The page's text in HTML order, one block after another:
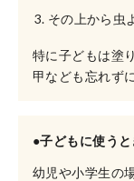
その上から虫
特に子どもは塗
甲なども忘れず
●子どもに使う
幼児や小学生の